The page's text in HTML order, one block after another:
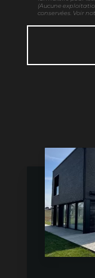
(Aucune
conservées. Voir